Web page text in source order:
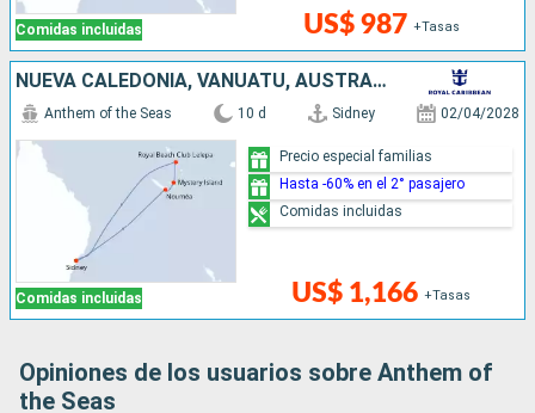
Comidas incluidas US$ 987 +Tasas
NUEVA CALEDONIA, VANUATU, AUSTRALIA
Comidas incluidas
Anthem of the Seas 10 d Sidney 02/04/2028
US$ 1,166 +Tasas
Precio especial familias
Hasta -60% en el 2° pasajero
Comidas incluidas
Opiniones de los usuarios sobre Anthem of
the Seas